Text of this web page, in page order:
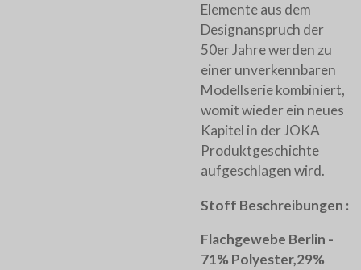
Elemente aus dem
Designanspruch der
50er Jahre werden zu
einer unverkennbaren
Modellserie kombiniert,
womit wieder ein neues
Kapitel in der JOKA
Produktgeschichte
aufgeschlagen wird.
Stoff Beschreibungen :
Flachgewebe Berlin -
71% Polyester,29%